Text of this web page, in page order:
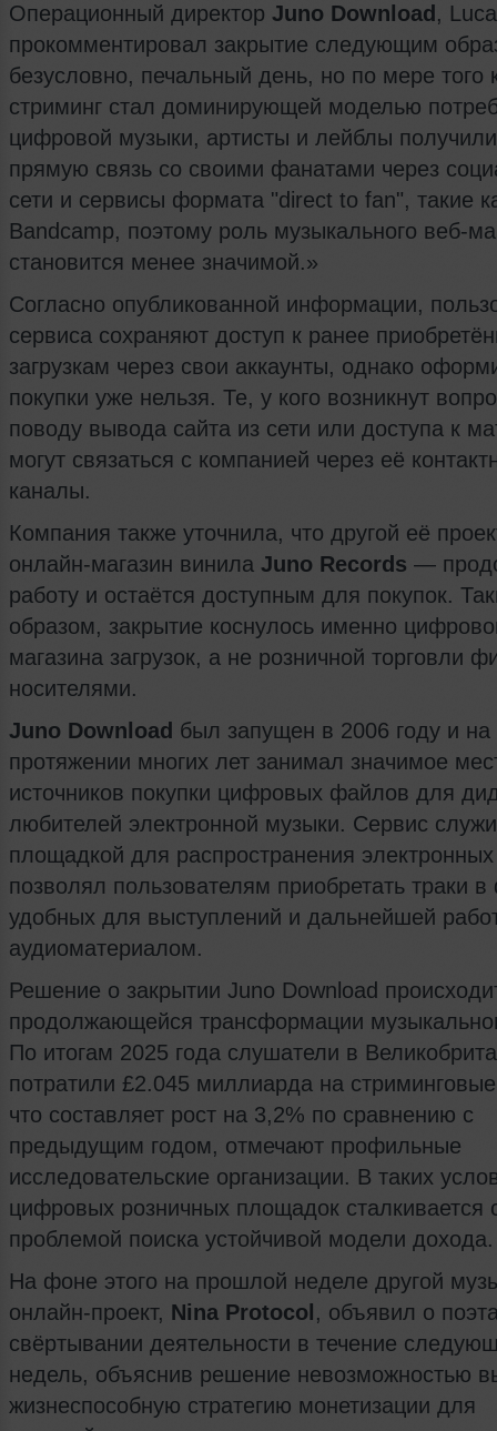
Операционный директор Juno Download ,
прокомментировал закрытие следующим
безусловно, печальный день, но по мере того
стриминг стал доминирующей моделью
цифровой музыки, артисты и лейблы
прямую связь со своими фанатами через
сети и сервисы формата "direct to fan", такие
Bandcamp, поэтому роль музыкального веб-
становится менее значимой.»
Согласно опубликованной информации,
сервиса сохраняют доступ к ранее
загрузкам через свои аккаунты, однако
покупки уже нельзя. Те, у кого возникнут
поводу вывода сайта из сети или доступа к
могут связаться с компанией через её
каналы.
Компания также уточнила, что другой её
онлайн-магазин винила Juno Records —
работу и остаётся доступным для покупок.
образом, закрытие коснулось именно
магазина загрузок, а не розничной торговли
носителями.
Juno Download был запущен в 2006 году и на
протяжении многих лет занимал значимое
источников покупки цифровых файлов для
любителей электронной музыки. Сервис
площадкой для распространения
позволял пользователям приобретать траки
удобных для выступлений и дальнейшей
аудиоматериалом.
Решение о закрытии Juno Download
продолжающейся трансформации
По итогам 2025 года слушатели в
потратили £2.045 миллиарда на
что составляет рост на 3,2% по сравнению с
предыдущим годом, отмечают профильные
исследовательские организации. В таких
цифровых розничных площадок сталкивается
проблемой поиска устойчивой модели дохода.
На фоне этого на прошлой неделе другой
онлайн-проект, Nina Protocol , объявил о
свёртывании деятельности в течение
недель, объяснив решение невозможностью
жизнеспособную стратегию монетизации для